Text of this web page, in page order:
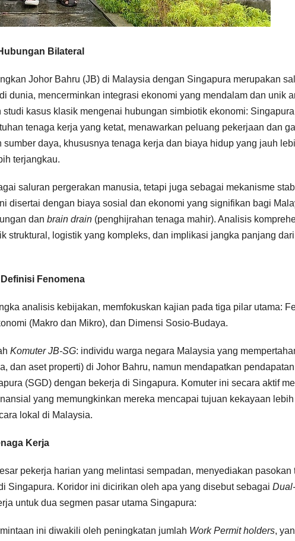
Bilateral
Johor Bahru (JB) di Malaysia dengan Singapura merupakan
dunia, mencerminkan integrasi ekonomi yang mendalam dan unik
kasus klasik mengenai hubungan simbiotik ekonomi:
tenaga kerja yang ketat, menawarkan peluang pekerjaan dan
daya, khususnya tenaga kerja dan biaya hidup yang jauh
terjangkau.
saluran pergerakan manusia, tetapi juga sebagai mekanisme
disertai dengan biaya sosial dan ekonomi yang signifikan bagi
dan brain drain (penghijrahan tenaga mahir). Analisis
struktural, logistik yang kompleks, dan implikasi jangka panjang
Fenomena
analisis kebijakan, memfokuskan kajian pada tiga pilar utama:
(Makro dan Mikro), dan Dimensi Sosio-Budaya.
Komuter JB-SG: individu warga negara Malaysia yang
dan aset properti) di Johor Bahru, namun mendapatkan
(SGD) dengan bekerja di Singapura. Komuter ini secara aktif
yang memungkinkan mereka mencapai tujuan kekayaan
lokal di Malaysia.
Kerja
pekerja harian yang melintasi sempadan, menyediakan pasokan
Singapura. Koridor ini dicirikan oleh apa yang disebut sebagai
untuk dua segmen pasar utama Singapura:
ini diwakili oleh peningkatan jumlah Work Permit holders,